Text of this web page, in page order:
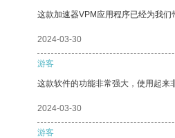
这款加速器VPM应用程序已经为我们
2024-03-30
游客
这款软件的功能非常强大，使用起来
2024-03-30
游客